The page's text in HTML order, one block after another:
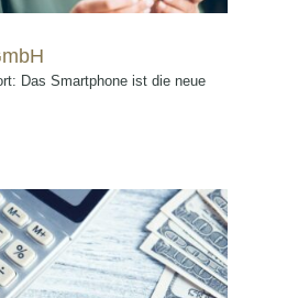
Das Smartphone ist die neue